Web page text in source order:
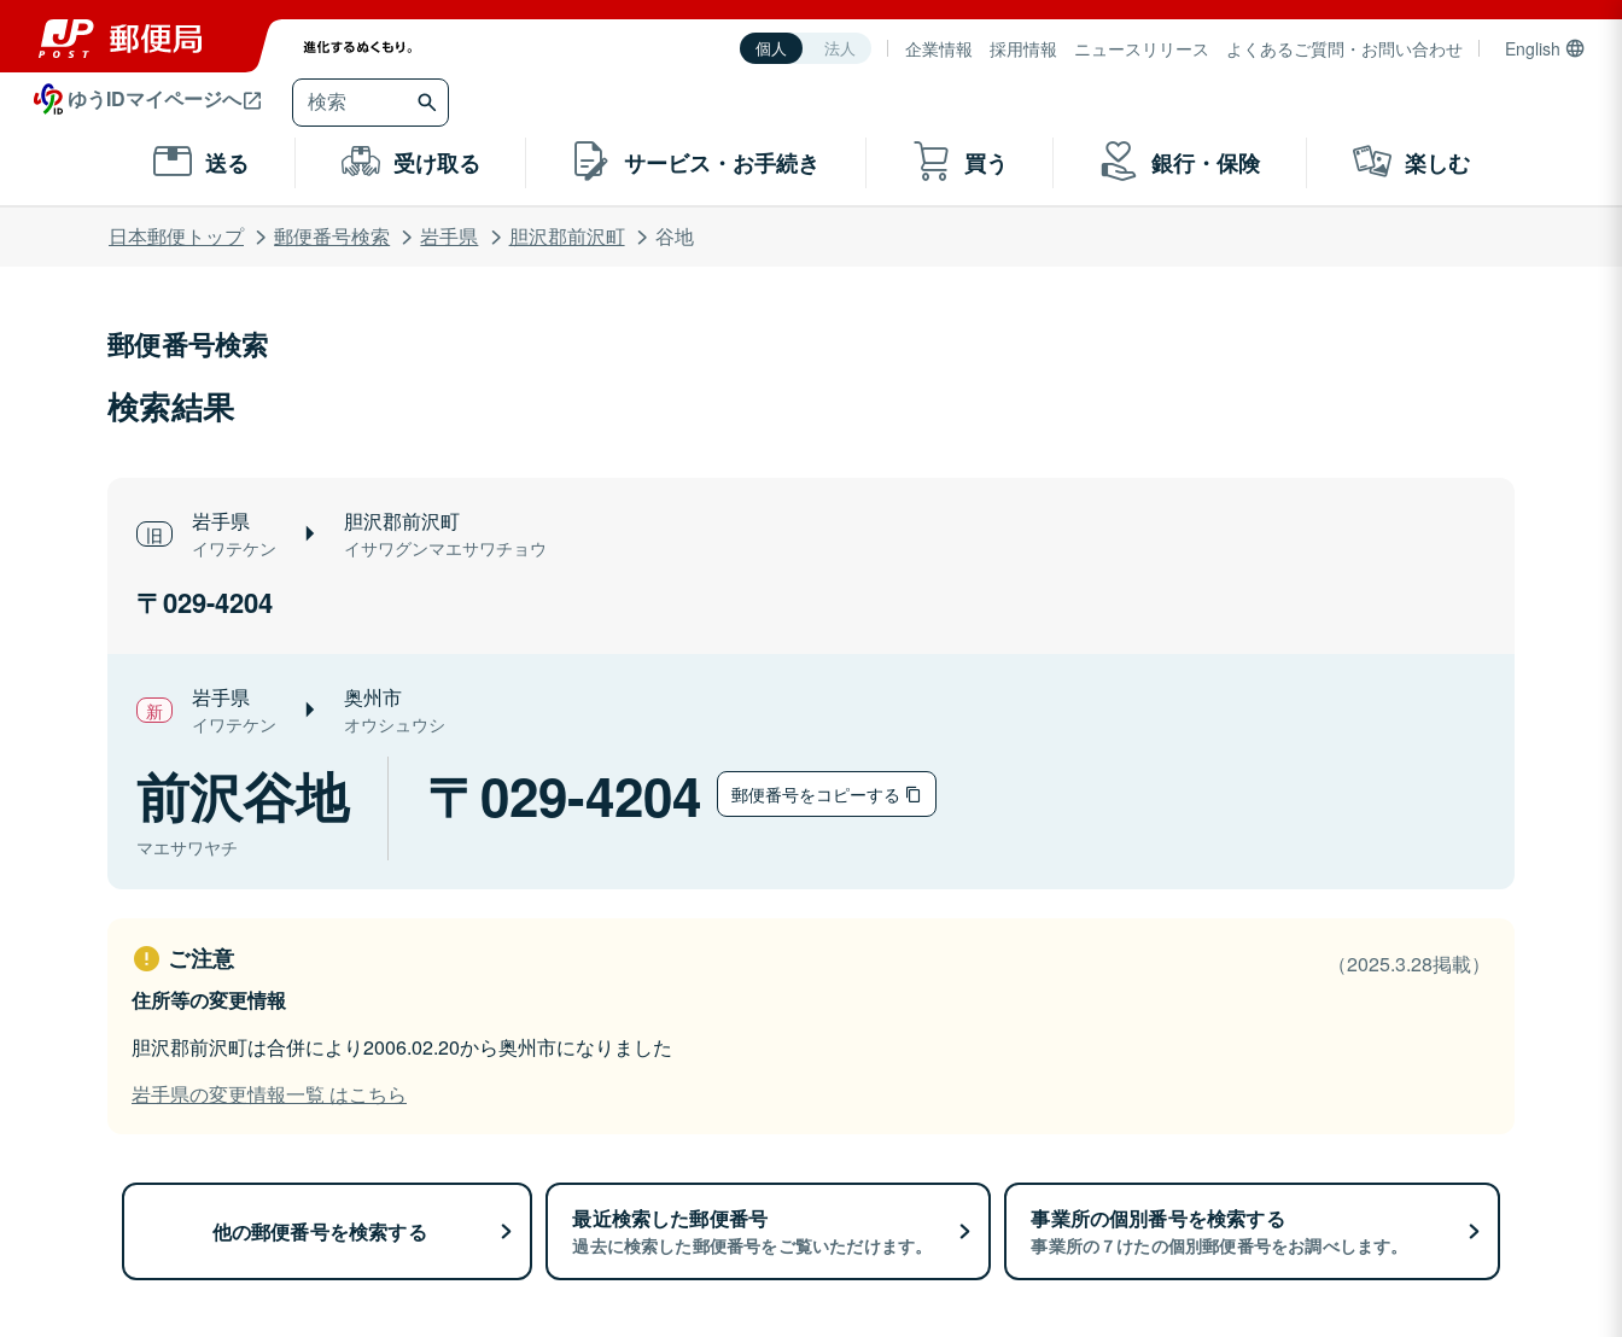
個人 法人 企業情報 採用情報 ニュースリリース よくあるご質問・お問い合わせ English
ゆうIDマイページへ
送る 受け取る サービス・お手続き 買う 銀行・保険 楽しむ
日本郵便トップ 郵便番号検索 岩手県 胆沢郡前沢町 谷地
郵便番号検索
検索結果
岩手県
イワテケン
胆沢郡前沢町
イサワグンマエサワチョウ
029-4204
岩手県
イワテケン
奥州市
オウシュウシ
前沢谷地
マエサワヤチ
029-4204 郵便番号をコピーする
ご注意
（2025.3.28掲載）
住所等の変更情報
胆沢郡前沢町は合併により2006.02.20から奥州市になりました
岩手県の変更情報一覧 はこちら
他の郵便番号を検索する 最近検索した郵便番号
過去に検索した郵便番号をご覧いただけます。
事業所の個別番号を検索する
事業所の７けたの個別郵便番号をお調べします。